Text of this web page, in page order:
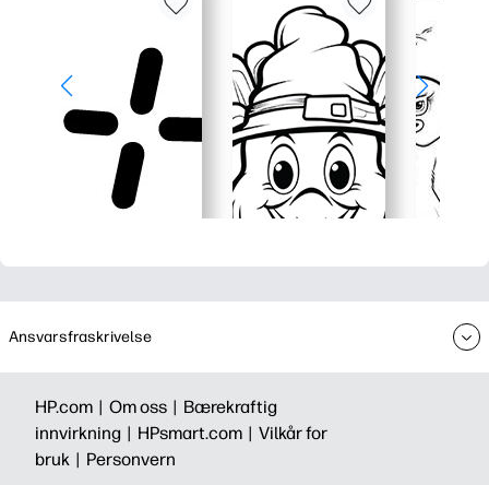
Ansvarsfraskrivelse
HP.com | Om oss | Bærekraftig
innvirkning | HPsmart.com | Vilkår for
bruk | Personvern